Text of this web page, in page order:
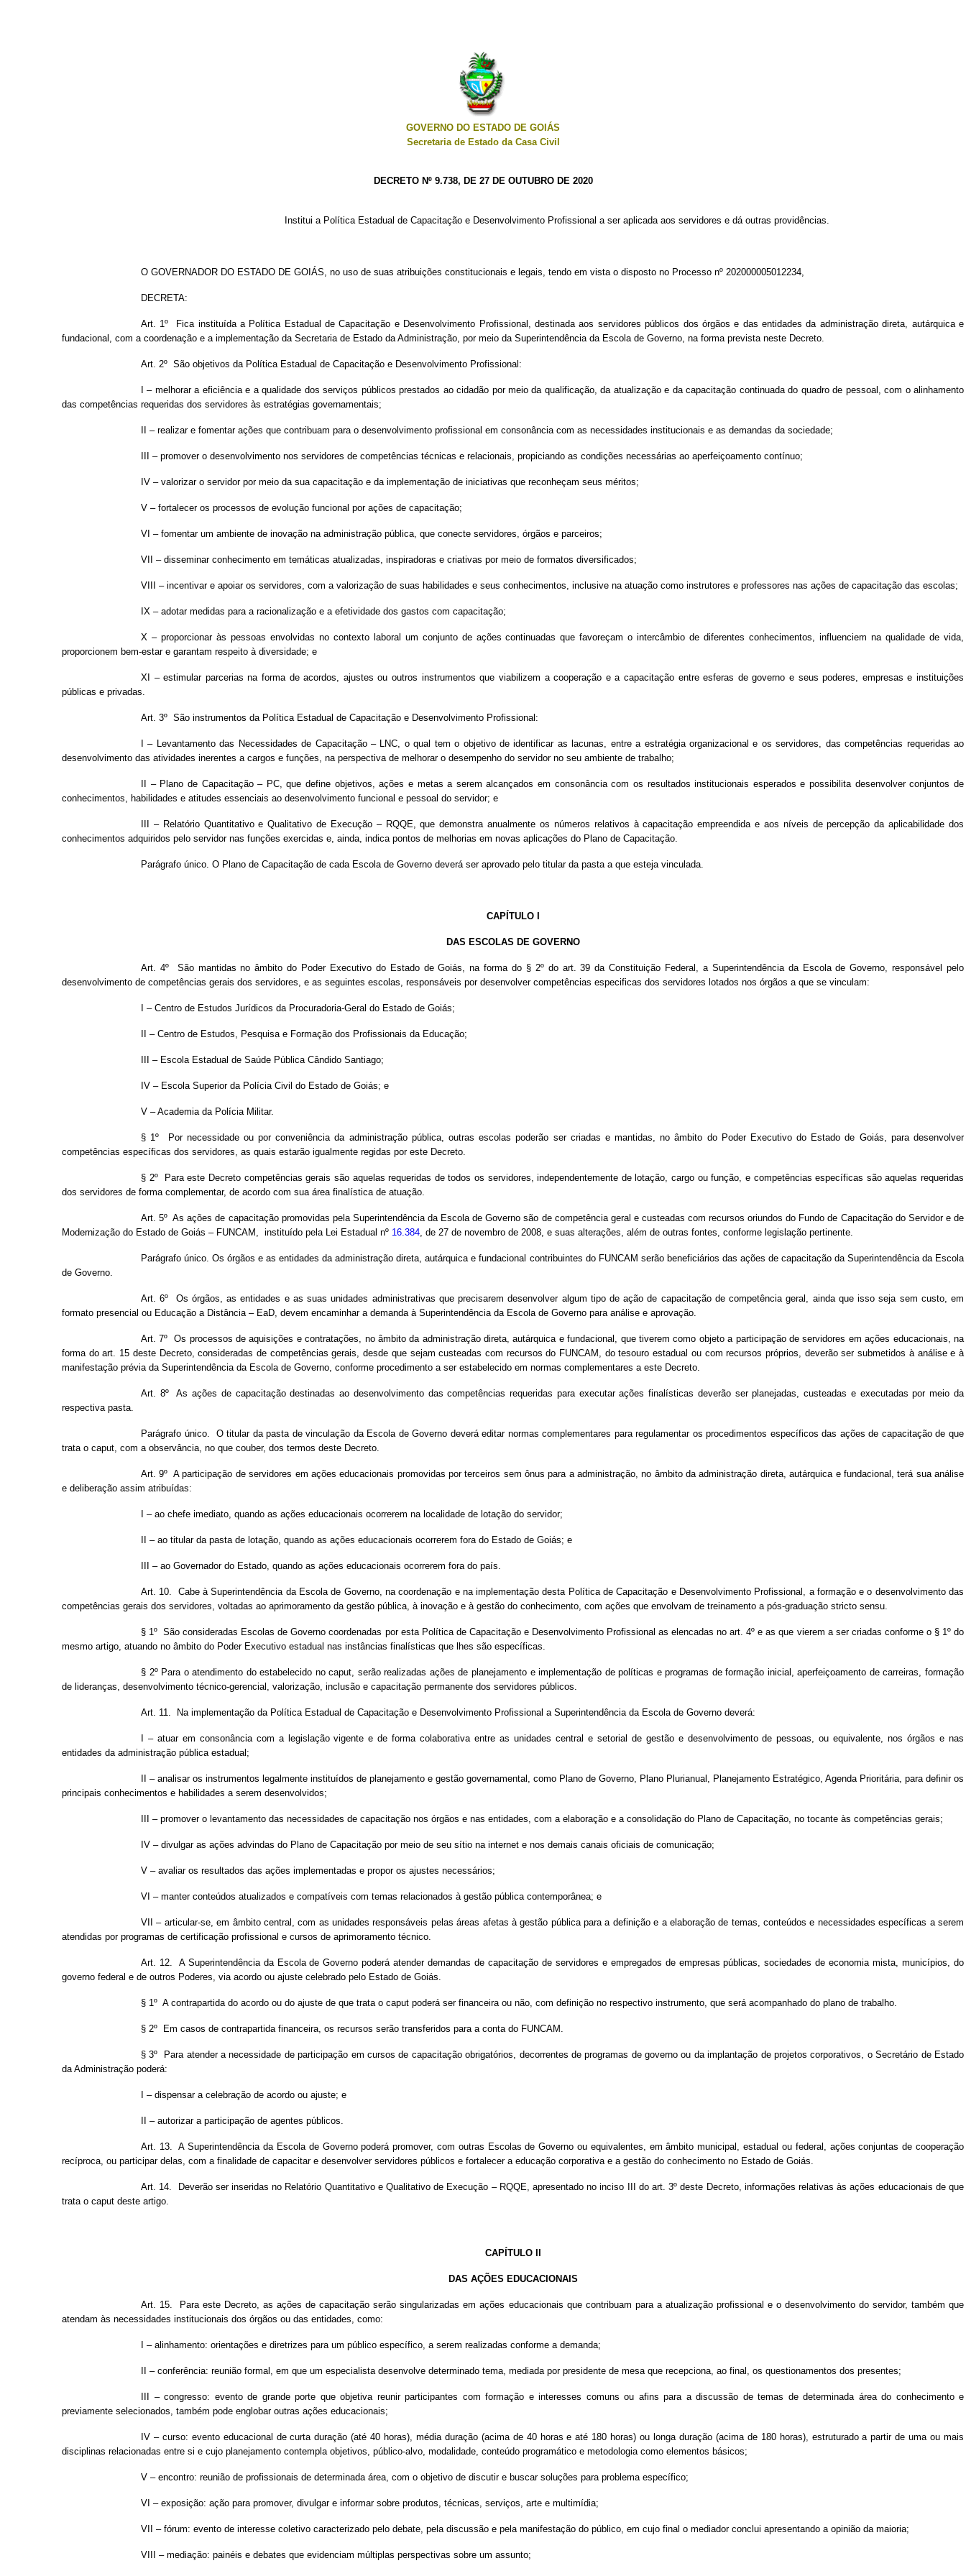
GOVERNO DO ESTADO DE GOIÁS
Secretaria de Estado da Casa Civil
DECRETO Nº 9.738, DE 27 DE OUTUBRO DE 2020
Institui a Política Estadual de Capacitação e Desenvolvimento Profissional a ser aplicada aos servidores e dá outras providências.
O GOVERNADOR DO ESTADO DE GOIÁS, no uso de suas atribuições constitucionais e legais, tendo em vista o disposto no Processo nº 202000005012234,
DECRETA:
Art. 1º Fica instituída a Política Estadual de Capacitação e Desenvolvimento Profissional, destinada aos servidores públicos dos órgãos e das entidades da administração direta, autárquica e
fundacional, com a coordenação e a implementação da Secretaria de Estado da Administração, por meio da Superintendência da Escola de Governo, na forma prevista neste Decreto.
Art. 2º São objetivos da Política Estadual de Capacitação e Desenvolvimento Profissional:
I – melhorar a eficiência e a qualidade dos serviços públicos prestados ao cidadão por meio da qualificação, da atualização e da capacitação continuada do quadro de pessoal, com o alinhamento
das competências requeridas dos servidores às estratégias governamentais;
II – realizar e fomentar ações que contribuam para o desenvolvimento profissional em consonância com as necessidades institucionais e as demandas da sociedade;
III – promover o desenvolvimento nos servidores de competências técnicas e relacionais, propiciando as condições necessárias ao aperfeiçoamento contínuo;
IV – valorizar o servidor por meio da sua capacitação e da implementação de iniciativas que reconheçam seus méritos;
V – fortalecer os processos de evolução funcional por ações de capacitação;
VI – fomentar um ambiente de inovação na administração pública, que conecte servidores, órgãos e parceiros;
VII – disseminar conhecimento em temáticas atualizadas, inspiradoras e criativas por meio de formatos diversificados;
VIII – incentivar e apoiar os servidores, com a valorização de suas habilidades e seus conhecimentos, inclusive na atuação como instrutores e professores nas ações de capacitação das escolas;
IX – adotar medidas para a racionalização e a efetividade dos gastos com capacitação;
X – proporcionar às pessoas envolvidas no contexto laboral um conjunto de ações continuadas que favoreçam o intercâmbio de diferentes conhecimentos, influenciem na qualidade de vida,
proporcionem bem-estar e garantam respeito à diversidade; e
XI – estimular parcerias na forma de acordos, ajustes ou outros instrumentos que viabilizem a cooperação e a capacitação entre esferas de governo e seus poderes, empresas e instituições
públicas e privadas.
Art. 3º São instrumentos da Política Estadual de Capacitação e Desenvolvimento Profissional:
I – Levantamento das Necessidades de Capacitação – LNC, o qual tem o objetivo de identificar as lacunas, entre a estratégia organizacional e os servidores, das competências requeridas ao
desenvolvimento das atividades inerentes a cargos e funções, na perspectiva de melhorar o desempenho do servidor no seu ambiente de trabalho;
II – Plano de Capacitação – PC, que define objetivos, ações e metas a serem alcançados em consonância com os resultados institucionais esperados e possibilita desenvolver conjuntos de
conhecimentos, habilidades e atitudes essenciais ao desenvolvimento funcional e pessoal do servidor; e
III – Relatório Quantitativo e Qualitativo de Execução – RQQE, que demonstra anualmente os números relativos à capacitação empreendida e aos níveis de percepção da aplicabilidade dos
conhecimentos adquiridos pelo servidor nas funções exercidas e, ainda, indica pontos de melhorias em novas aplicações do Plano de Capacitação.
Parágrafo único. O Plano de Capacitação de cada Escola de Governo deverá ser aprovado pelo titular da pasta a que esteja vinculada.
CAPÍTULO I
DAS ESCOLAS DE GOVERNO
Art. 4º São mantidas no âmbito do Poder Executivo do Estado de Goiás, na forma do § 2º do art. 39 da Constituição Federal, a Superintendência da Escola de Governo, responsável pelo
desenvolvimento de competências gerais dos servidores, e as seguintes escolas, responsáveis por desenvolver competências especificas dos servidores lotados nos órgãos a que se vinculam:
I – Centro de Estudos Jurídicos da Procuradoria-Geral do Estado de Goiás;
II – Centro de Estudos, Pesquisa e Formação dos Profissionais da Educação;
III – Escola Estadual de Saúde Pública Cândido Santiago;
IV – Escola Superior da Polícia Civil do Estado de Goiás; e
V – Academia da Polícia Militar.
§ 1º Por necessidade ou por conveniência da administração pública, outras escolas poderão ser criadas e mantidas, no âmbito do Poder Executivo do Estado de Goiás, para desenvolver
competências específicas dos servidores, as quais estarão igualmente regidas por este Decreto.
§ 2º Para este Decreto competências gerais são aquelas requeridas de todos os servidores, independentemente de lotação, cargo ou função, e competências específicas são aquelas requeridas
dos servidores de forma complementar, de acordo com sua área finalística de atuação.
Art. 5º As ações de capacitação promovidas pela Superintendência da Escola de Governo são de competência geral e custeadas com recursos oriundos do Fundo de Capacitação do Servidor e de
Modernização do Estado de Goiás – FUNCAM, instituído pela Lei Estadual nº 16.384, de 27 de novembro de 2008, e suas alterações, além de outras fontes, conforme legislação pertinente.
Parágrafo único. Os órgãos e as entidades da administração direta, autárquica e fundacional contribuintes do FUNCAM serão beneficiários das ações de capacitação da Superintendência da Escola
de Governo.
Art. 6º Os órgãos, as entidades e as suas unidades administrativas que precisarem desenvolver algum tipo de ação de capacitação de competência geral, ainda que isso seja sem custo, em
formato presencial ou Educação a Distância – EaD, devem encaminhar a demanda à Superintendência da Escola de Governo para análise e aprovação.
Art. 7º Os processos de aquisições e contratações, no âmbito da administração direta, autárquica e fundacional, que tiverem como objeto a participação de servidores em ações educacionais, na
forma do art. 15 deste Decreto, consideradas de competências gerais, desde que sejam custeadas com recursos do FUNCAM, do tesouro estadual ou com recursos próprios, deverão ser submetidos à análise e à
manifestação prévia da Superintendência da Escola de Governo, conforme procedimento a ser estabelecido em normas complementares a este Decreto.
Art. 8º As ações de capacitação destinadas ao desenvolvimento das competências requeridas para executar ações finalísticas deverão ser planejadas, custeadas e executadas por meio da
respectiva pasta.
Parágrafo único. O titular da pasta de vinculação da Escola de Governo deverá editar normas complementares para regulamentar os procedimentos específicos das ações de capacitação de que
trata o caput, com a observância, no que couber, dos termos deste Decreto.
Art. 9º A participação de servidores em ações educacionais promovidas por terceiros sem ônus para a administração, no âmbito da administração direta, autárquica e fundacional, terá sua análise
e deliberação assim atribuídas:
I – ao chefe imediato, quando as ações educacionais ocorrerem na localidade de lotação do servidor;
II – ao titular da pasta de lotação, quando as ações educacionais ocorrerem fora do Estado de Goiás; e
III – ao Governador do Estado, quando as ações educacionais ocorrerem fora do país.
Art. 10. Cabe à Superintendência da Escola de Governo, na coordenação e na implementação desta Política de Capacitação e Desenvolvimento Profissional, a formação e o desenvolvimento das
competências gerais dos servidores, voltadas ao aprimoramento da gestão pública, à inovação e à gestão do conhecimento, com ações que envolvam de treinamento a pós-graduação stricto sensu.
§ 1º São consideradas Escolas de Governo coordenadas por esta Política de Capacitação e Desenvolvimento Profissional as elencadas no art. 4º e as que vierem a ser criadas conforme o § 1º do
mesmo artigo, atuando no âmbito do Poder Executivo estadual nas instâncias finalísticas que lhes são específicas.
§ 2º Para o atendimento do estabelecido no caput, serão realizadas ações de planejamento e implementação de políticas e programas de formação inicial, aperfeiçoamento de carreiras, formação
de lideranças, desenvolvimento técnico-gerencial, valorização, inclusão e capacitação permanente dos servidores públicos.
Art. 11. Na implementação da Política Estadual de Capacitação e Desenvolvimento Profissional a Superintendência da Escola de Governo deverá:
I – atuar em consonância com a legislação vigente e de forma colaborativa entre as unidades central e setorial de gestão e desenvolvimento de pessoas, ou equivalente, nos órgãos e nas
entidades da administração pública estadual;
II – analisar os instrumentos legalmente instituídos de planejamento e gestão governamental, como Plano de Governo, Plano Plurianual, Planejamento Estratégico, Agenda Prioritária, para definir os
principais conhecimentos e habilidades a serem desenvolvidos;
III – promover o levantamento das necessidades de capacitação nos órgãos e nas entidades, com a elaboração e a consolidação do Plano de Capacitação, no tocante às competências gerais;
IV – divulgar as ações advindas do Plano de Capacitação por meio de seu sítio na internet e nos demais canais oficiais de comunicação;
V – avaliar os resultados das ações implementadas e propor os ajustes necessários;
VI – manter conteúdos atualizados e compatíveis com temas relacionados à gestão pública contemporânea; e
VII – articular-se, em âmbito central, com as unidades responsáveis pelas áreas afetas à gestão pública para a definição e a elaboração de temas, conteúdos e necessidades específicas a serem
atendidas por programas de certificação profissional e cursos de aprimoramento técnico.
Art. 12. A Superintendência da Escola de Governo poderá atender demandas de capacitação de servidores e empregados de empresas públicas, sociedades de economia mista, municípios, do
governo federal e de outros Poderes, via acordo ou ajuste celebrado pelo Estado de Goiás.
§ 1º A contrapartida do acordo ou do ajuste de que trata o caput poderá ser financeira ou não, com definição no respectivo instrumento, que será acompanhado do plano de trabalho.
§ 2º Em casos de contrapartida financeira, os recursos serão transferidos para a conta do FUNCAM.
§ 3º Para atender a necessidade de participação em cursos de capacitação obrigatórios, decorrentes de programas de governo ou da implantação de projetos corporativos, o Secretário de Estado
da Administração poderá:
I – dispensar a celebração de acordo ou ajuste; e
II – autorizar a participação de agentes públicos.
Art. 13. A Superintendência da Escola de Governo poderá promover, com outras Escolas de Governo ou equivalentes, em âmbito municipal, estadual ou federal, ações conjuntas de cooperação
recíproca, ou participar delas, com a finalidade de capacitar e desenvolver servidores públicos e fortalecer a educação corporativa e a gestão do conhecimento no Estado de Goiás.
Art. 14. Deverão ser inseridas no Relatório Quantitativo e Qualitativo de Execução – RQQE, apresentado no inciso III do art. 3º deste Decreto, informações relativas às ações educacionais de que
trata o caput deste artigo.
CAPÍTULO II
DAS AÇÕES EDUCACIONAIS
Art. 15. Para este Decreto, as ações de capacitação serão singularizadas em ações educacionais que contribuam para a atualização profissional e o desenvolvimento do servidor, também que
atendam às necessidades institucionais dos órgãos ou das entidades, como:
I – alinhamento: orientações e diretrizes para um público específico, a serem realizadas conforme a demanda;
II – conferência: reunião formal, em que um especialista desenvolve determinado tema, mediada por presidente de mesa que recepciona, ao final, os questionamentos dos presentes;
III – congresso: evento de grande porte que objetiva reunir participantes com formação e interesses comuns ou afins para a discussão de temas de determinada área do conhecimento e
previamente selecionados, também pode englobar outras ações educacionais;
IV – curso: evento educacional de curta duração (até 40 horas), média duração (acima de 40 horas e até 180 horas) ou longa duração (acima de 180 horas), estruturado a partir de uma ou mais
disciplinas relacionadas entre si e cujo planejamento contempla objetivos, público-alvo, modalidade, conteúdo programático e metodologia como elementos básicos;
V – encontro: reunião de profissionais de determinada área, com o objetivo de discutir e buscar soluções para problema específico;
VI – exposição: ação para promover, divulgar e informar sobre produtos, técnicas, serviços, arte e multimídia;
VII – fórum: evento de interesse coletivo caracterizado pelo debate, pela discussão e pela manifestação do público, em cujo final o mediador conclui apresentando a opinião da maioria;
VIII – mediação: painéis e debates que evidenciam múltiplas perspectivas sobre um assunto;